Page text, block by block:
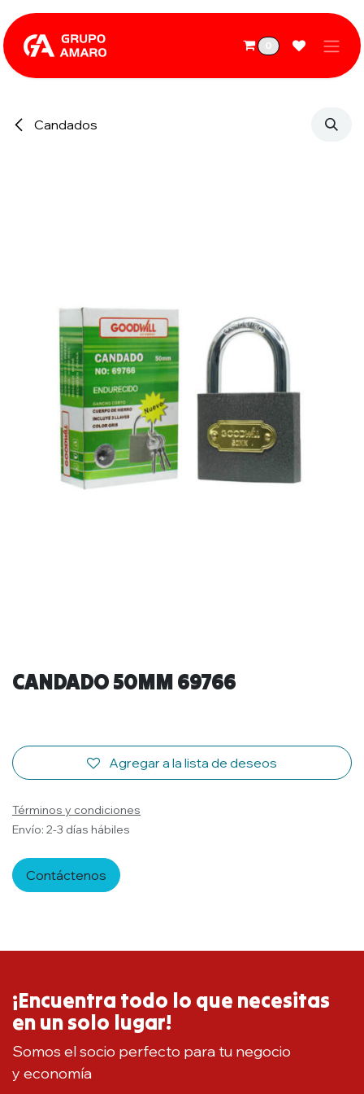
Ir al contenido
0
Candados
CANDADO 50MM 69766
Agregar a la lista de deseos
Términos y condiciones
Envío: 2-3 días hábiles
Contáctenos
¡Encuentra todo lo que necesitas
en un solo lugar!
Somos el socio perfecto para tu negocio
y economía